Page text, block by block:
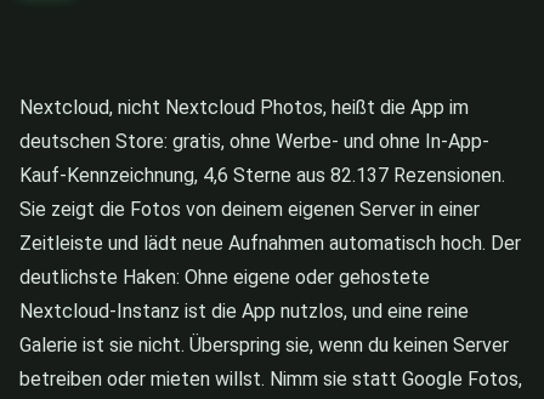
Nextcloud, nicht Nextcloud Photos, heißt die App im
deutschen Store: gratis, ohne Werbe- und ohne In-App-
Kauf-Kennzeichnung, 4,6 Sterne aus 82.137 Rezensionen.
Sie zeigt die Fotos von deinem eigenen Server in einer
Zeitleiste und lädt neue Aufnahmen automatisch hoch. Der
deutlichste Haken: Ohne eigene oder gehostete
Nextcloud-Instanz ist die App nutzlos, und eine reine
Galerie ist sie nicht. Überspring sie, wenn du keinen Server
betreiben oder mieten willst. Nimm sie statt Google Fotos,